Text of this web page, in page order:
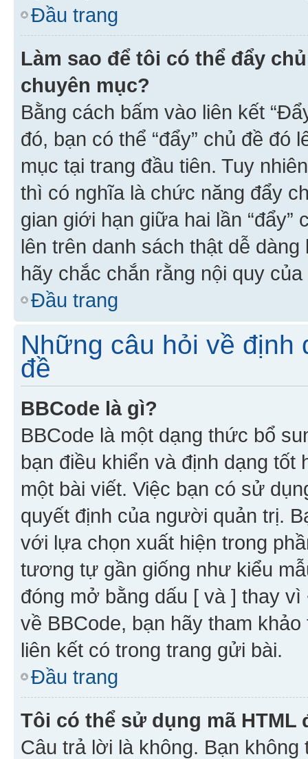
Đầu trang
Làm sao để tôi có thể đẩy
chuyên mục?
Bằng cách bấm vào liên kết
đó, bạn có thể “đẩy” chủ đề đó
mục tại trang đầu tiên. Tuy
thì có nghĩa là chức năng đẩy
gian giới hạn giữa hai lần “đẩy”
lên trên danh sách thật dễ
hãy chắc chắn rằng nội quy
Đầu trang
Những câu hỏi về định
đề
BBCode là gì?
BBCode là một dạng thức bổ
bạn điều khiển và định dạng
một bài viết. Việc bạn có sử
quyết định của người quản trị.
với lựa chọn xuất hiện trong
tương tự gần giống như kiểu
đóng mở bằng dấu [ và ] thay
về BBCode, bạn hãy tham
liên kết có trong trang gửi bài.
Đầu trang
Tôi có thể sử dụng mã
Câu trả lời là không. Bạn